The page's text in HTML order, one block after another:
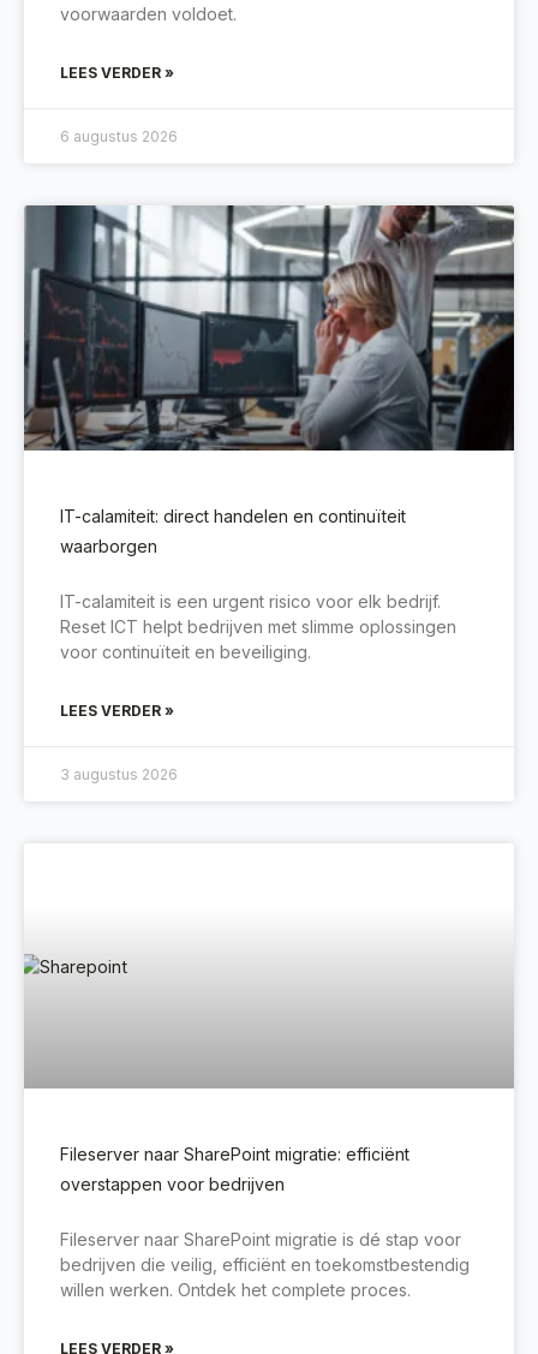
voorwaarden voldoet.
LEES VERDER »
6 augustus 2026
IT-calamiteit: direct handelen en continuïteit
waarborgen
IT-calamiteit is een urgent risico voor elk bedrijf.
Reset ICT helpt bedrijven met slimme oplossingen
voor continuïteit en beveiliging.
LEES VERDER »
3 augustus 2026
Fileserver naar SharePoint migratie: efficiënt
overstappen voor bedrijven
Fileserver naar SharePoint migratie is dé stap voor
bedrijven die veilig, efficiënt en toekomstbestendig
willen werken. Ontdek het complete proces.
LEES VERDER »